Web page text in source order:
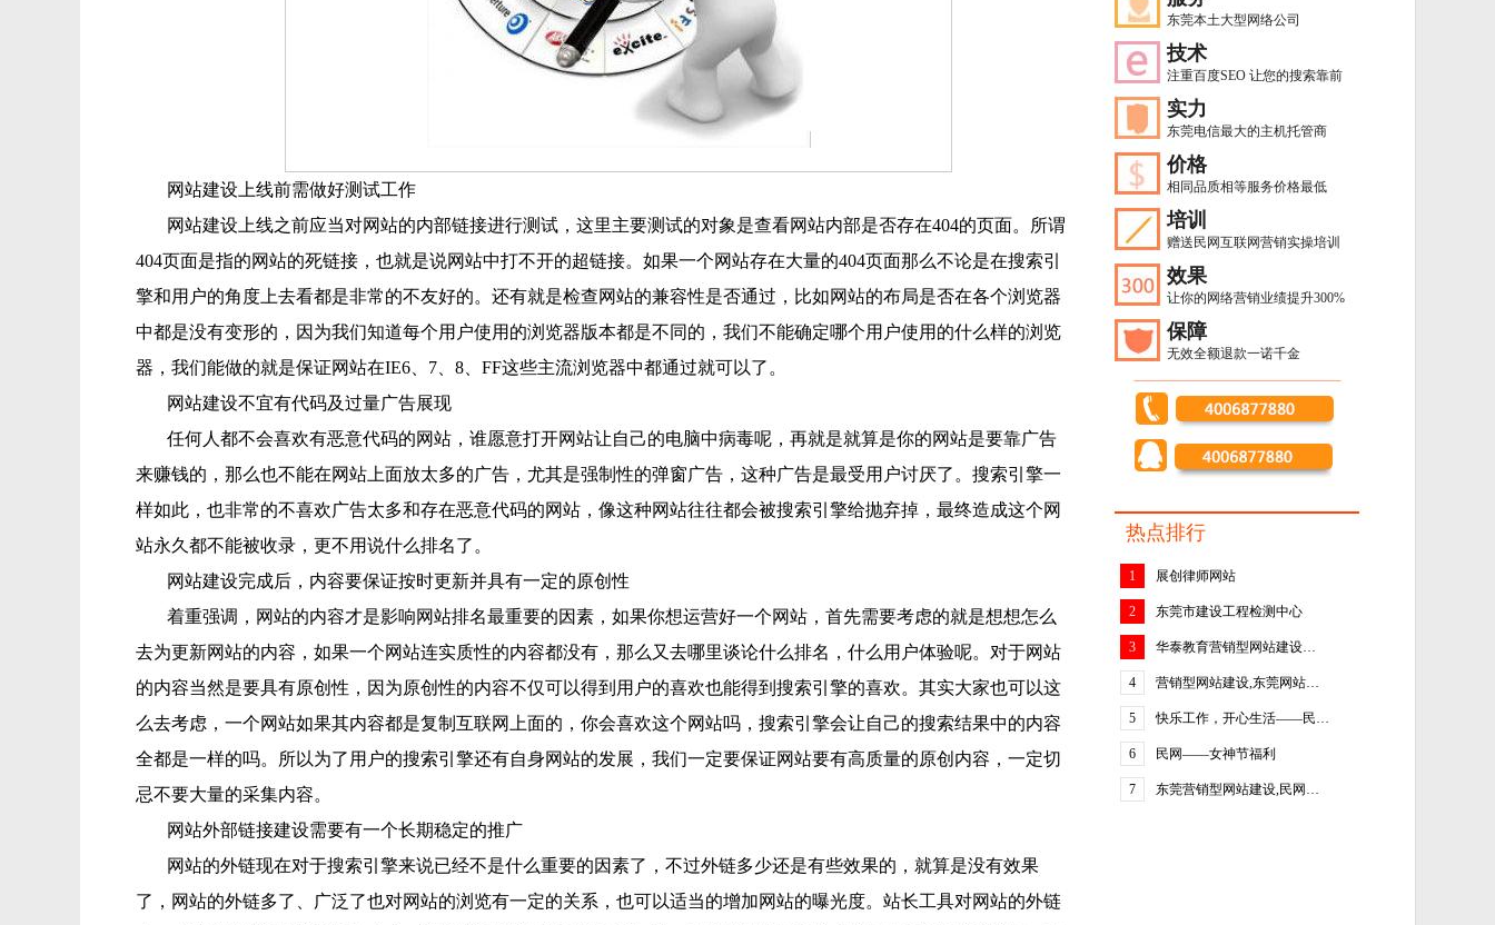
网站建设上线前需做好测试工作
网站建设上线之前应当对网站的内部链接进行测试，这里主要测试的对象是查看网站内部是否存在404的页面。所谓
404页面是指的网站的死链接，也就是说网站中打不开的超链接。如果一个网站存在大量的404页面那么不论是在搜索引
擎和用户的角度上去看都是非常的不友好的。还有就是检查网站的兼容性是否通过，比如网站的布局是否在各个浏览器
中都是没有变形的，因为我们知道每个用户使用的浏览器版本都是不同的，我们不能确定哪个用户使用的什么样的浏览
器，我们能做的就是保证网站在IE6、7、8、FF这些主流浏览器中都通过就可以了。
网站建设不宜有代码及过量广告展现
任何人都不会喜欢有恶意代码的网站，谁愿意打开网站让自己的电脑中病毒呢，再就是就算是你的网站是要靠广告
来赚钱的，那么也不能在网站上面放太多的广告，尤其是强制性的弹窗广告，这种广告是最受用户讨厌了。搜索引擎一
样如此，也非常的不喜欢广告太多和存在恶意代码的网站，像这种网站往往都会被搜索引擎给抛弃掉，最终造成这个网
站永久都不能被收录，更不用说什么排名了。
网站建设完成后，内容要保证按时更新并具有一定的原创性
着重强调，网站的内容才是影响网站排名最重要的因素，如果你想运营好一个网站，首先需要考虑的就是想想怎么
去为更新网站的内容，如果一个网站连实质性的内容都没有，那么又去哪里谈论什么排名，什么用户体验呢。对于网站
的内容当然是要具有原创性，因为原创性的内容不仅可以得到用户的喜欢也能得到搜索引擎的喜欢。其实大家也可以这
么去考虑，一个网站如果其内容都是复制互联网上面的，你会喜欢这个网站吗，搜索引擎会让自己的搜索结果中的内容
全都是一样的吗。所以为了用户的搜索引擎还有自身网站的发展，我们一定要保证网站要有高质量的原创内容，一定切
忌不要大量的采集内容。
网站外部链接建设需要有一个长期稳定的推广
网站的外链现在对于搜索引擎来说已经不是什么重要的因素了，不过外链多少还是有些效果的，就算是没有效果
了，网站的外链多了、广泛了也对网站的浏览有一定的关系，也可以适当的增加网站的曝光度。站长工具对网站的外链
东莞本土大型网络公司
技术
注重百度SEO 让您的搜索靠前
实力
东莞电信最大的主机托管商
价格
相同品质相等服务价格最低
培训
赠送民网互联网营销实操培训
效果
让你的网络营销业绩提升300%
保障
无效全额退款一诺千金
热点排行
1 展创律师网站
2 东莞市建设工程检测中心
3 华泰教育营销型网站建设…
4 营销型网站建设,东莞网站…
5 快乐工作，开心生活——民…
6 民网——女神节福利
7 东莞营销型网站建设,民网…